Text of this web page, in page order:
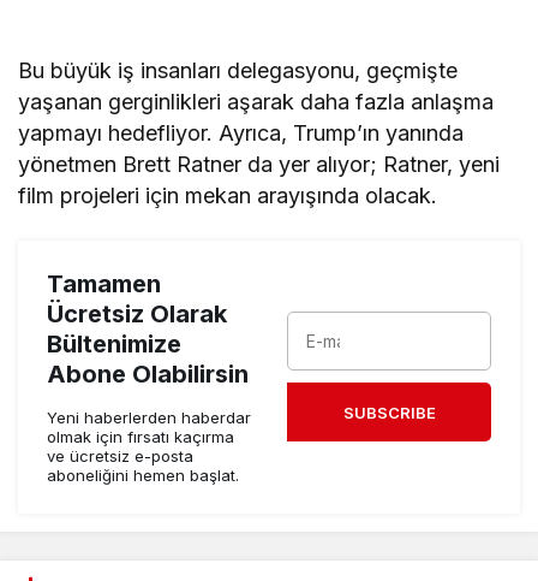
Bu büyük iş insanları delegasyonu, geçmişte
yaşanan gerginlikleri aşarak daha fazla anlaşma
yapmayı hedefliyor. Ayrıca, Trump’ın yanında
yönetmen Brett Ratner da yer alıyor; Ratner, yeni
film projeleri için mekan arayışında olacak.
Tamamen
Ücretsiz Olarak
Bültenimize
Abone Olabilirsin
Yeni haberlerden haberdar
olmak için fırsatı kaçırma
ve ücretsiz e-posta
aboneliğini hemen başlat.
SUBSCRIBE